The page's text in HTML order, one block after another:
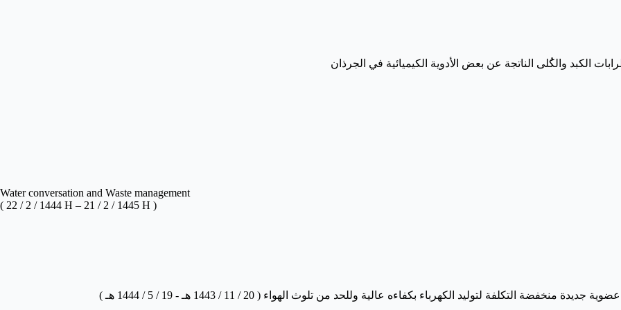
الكبد والكلى الناتجة عن بعض الأدوية الكيميائية في الجرذان
Water conversation and Waste management
( 22 / 2 / 1444 H – 21 / 2 / 1445 H )
جديدة منخفضة التكلفة لتوليد الكهرباء بكفاءه عالية وللحد من تلوث الهواء ( 20 / 11 / 1443 هـ - 19 / 5 / 1444 هـ )